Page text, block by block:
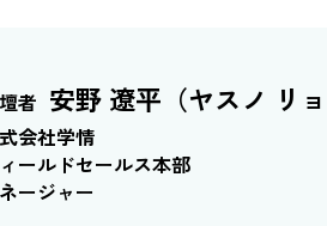
者 安野 遼平​（ヤスノ リョ
会社学情
ールドセールス本部
ージャー